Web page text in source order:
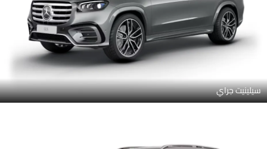
سيلينيت جراي